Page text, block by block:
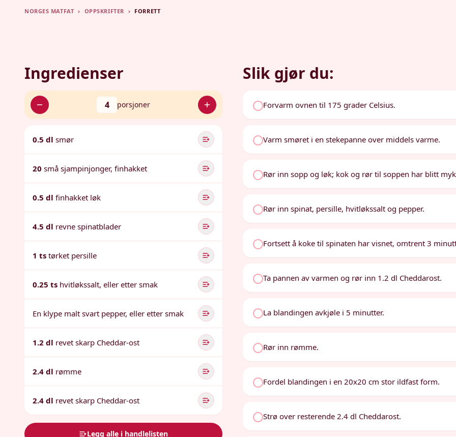
NORGES MATFAT › OPPSKRIFTER › FORRETT
Ingredienser
4 porsjoner
0.5 dl smør
20 små sjampinjonger, finhakket
0.5 dl finhakket løk
4.5 dl revne spinatblader
1 ts tørket persille
0.25 ts hvitløkssalt, eller etter smak
En klype malt svart pepper, eller etter smak
1.2 dl revet skarp Cheddar-ost
2.4 dl rømme
2.4 dl revet skarp Cheddar-ost
Legg alle i handlelisten
Slik gjør du:
Forvarm ovnen til 175 grader Celsius.
Varm smøret i en stekepanne over middels varme.
Rør inn sopp og løk; kok og rør til soppen har blitt
Rør inn spinat, persille, hvitløkssalt og pepper.
Fortsett å koke til spinaten har visnet, omtrent 3
Ta pannen av varmen og rør inn 1.2 dl Cheddarost.
La blandingen avkjøle i 5 minutter.
Rør inn rømme.
Fordel blandingen i en 20x20 cm stor ildfast form.
Strø over resterende 2.4 dl Cheddarost.